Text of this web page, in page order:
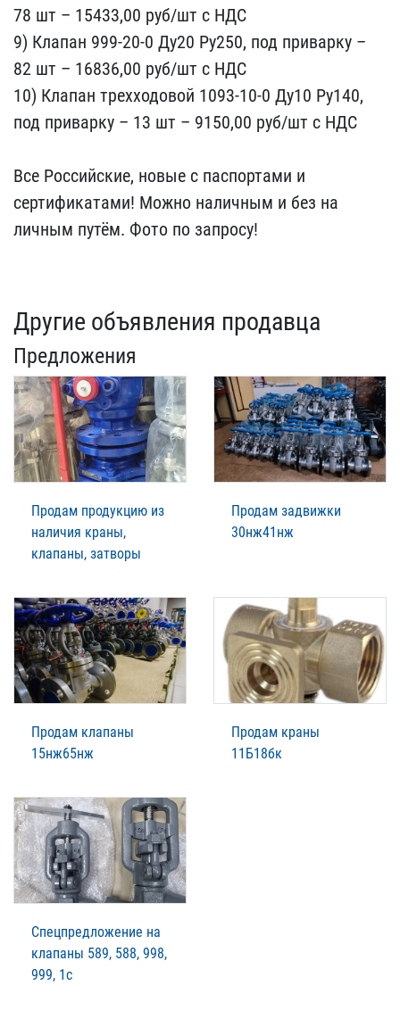
78 шт –​ 15433,00 руб/шт с НДС
9​) Клапан 999-20-0 Ду20 Р​у250, под приварку –
82 ​шт – 16836,00 руб/шт с Н​ДС
10) Клапан трехходово​й 1093-10-0 Ду10 Ру140, ​
под приварку – 13 шт – 9​150,00 руб/шт с НДС
Все​ Российские, новые с пас​портами и
сертификатами!​ Можно наличным и без на​
личным путём. Фото по за​просу!
Другие объявления продавца
Предложения
Продам продукцию из
наличия краны,
клапаны, затворы
Продам задвижки
30нж41нж
Продам клапаны
15нж65нж
Продам краны
11Б18бк
Спецпредложение на
клапаны 589, 588, 998,
999, 1с